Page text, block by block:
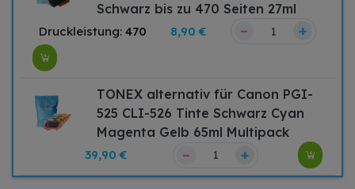
Schwarz bis zu 470 Seiten 27ml
Druckleistung: 470 8,90 € – +
TONEX alternativ für Canon PGI-
525 CLI-526 Tinte Schwarz Cyan
Magenta Gelb 65ml Multipack
39,90 € – +